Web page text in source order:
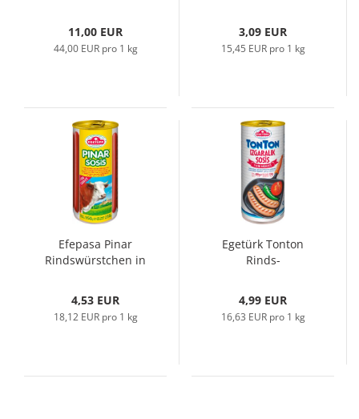
11,00 EUR
44,00 EUR pro 1 kg
3,09 EUR
15,45 EUR pro 1 kg
Efepasa Pinar
Rindswürstchen in
4,53 EUR
18,12 EUR pro 1 kg
Egetürk Tonton
Rinds-
4,99 EUR
16,63 EUR pro 1 kg